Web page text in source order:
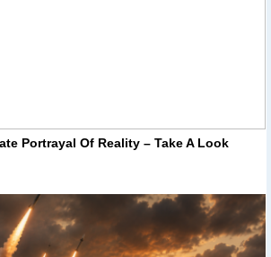
Portrayal Of Reality – Take A Look